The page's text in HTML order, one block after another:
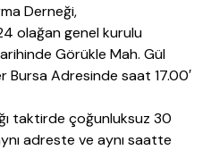
Derneği,
olağan genel kurulu
Görükle Mah. Gül
Bursa Adresinde saat 17.00′
taktirde çoğunluksuz 30
adreste ve aynı saatte